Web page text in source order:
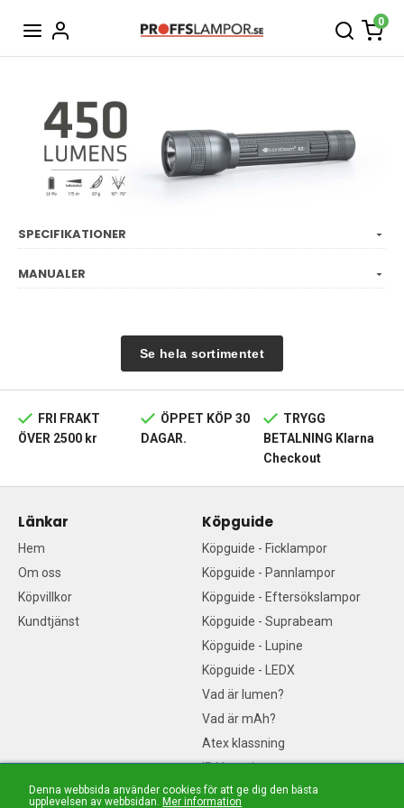
Denna webbsida använder cookies för att ge dig den bästa
upplevelsen av webbsidan.Mer information
0
SPECIFIKATIONER
MANUALER
Se hela sortimentet
FRI FRAKT
ÖVER 2500 kr
ÖPPET KÖP 30
DAGAR.
TRYGG
BETALNING Klarna
Checkout
Länkar
Hem
Om oss
Köpvillkor
Kundtjänst
Köpguide
Köpguide - Ficklampor
Köpguide - Pannlampor
Köpguide - Eftersökslampor
Köpguide - Suprabeam
Köpguide - Lupine
Köpguide - LEDX
Vad är lumen?
Vad är mAh?
Atex klassning
IP klassning
Vad är en diod? LED-guide